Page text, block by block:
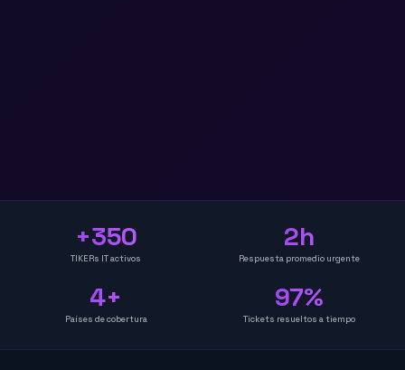
+350
TIKERs IT activos
2h
Respuesta promedio urgente
4+
Países de cobertura
97%
Tickets resueltos a tiempo